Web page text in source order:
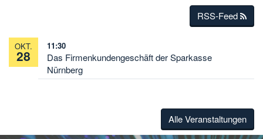
RSS-Feed
OKT.
28
11:30
Das Firmenkundengeschäft der Sparkasse
Nürnberg
Alle Veranstaltungen